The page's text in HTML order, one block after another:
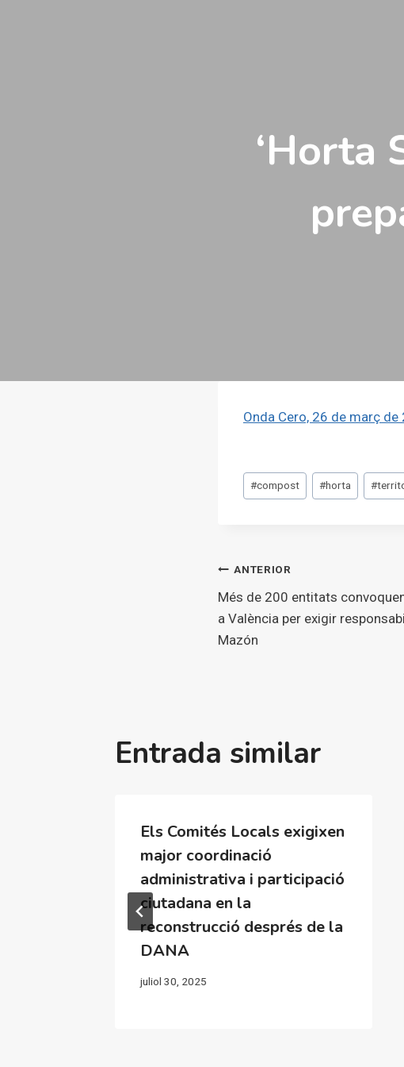
‘Horta
Onda Cero, 26 de març de
Etiquetes
d'entrada
#compost #horta #
Navegació
d'entrades
ANTERIOR
Més de 200 entitats
a València per exigir
Mazón
Entrada similar
Els Comités Locals exigixen
major coordinació
administrativa i participació
ciutadana en la
reconstrucció després de la
DANA
juliol 30, 2025